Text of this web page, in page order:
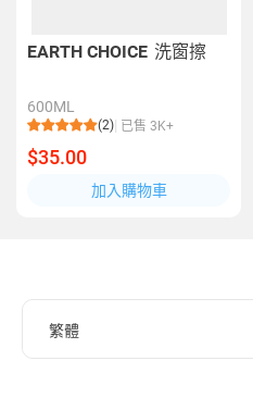
EARTH CHOICE 洗窗擦
600ML
(2) 已售 3K+
$35.00
加入購物車